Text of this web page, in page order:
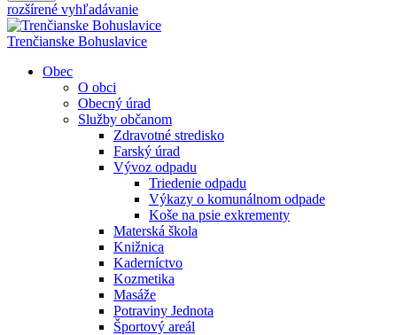
rozšírené vyhľadávanie
Trenčianske Bohuslavice
Obec
O obci
Obecný úrad
Služby občanom
Zdravotné stredisko
Farský úrad
Vývoz odpadu
Triedenie odpadu
Výkazy o komunálnom odpade
Koše na psie exkrementy
Materská škola
Knižnica
Kaderníctvo
Kozmetika
Masáže
Potraviny Jednota
Športový areál